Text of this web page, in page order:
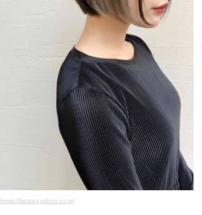
https://beauty.yahoo.co.jp/